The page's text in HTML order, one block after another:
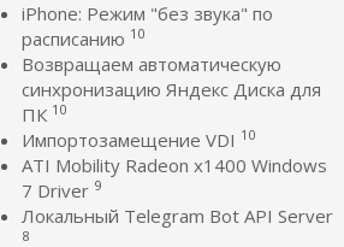
iPhone: Режим "без звука" по
расписанию 10
Возвращаем автоматическую
синхронизацию Яндекс Диска для
ПК 10
Импортозамещение VDI 10
ATI Mobility Radeon x1400 Windows
7 Driver 9
Локальный Telegram Bot API Server
8